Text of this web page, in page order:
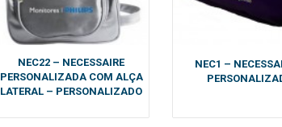
NEC22 – NECESSAIRE
PERSONALIZADA COM ALÇA
LATERAL – PERSONALIZADO
NEC1 –